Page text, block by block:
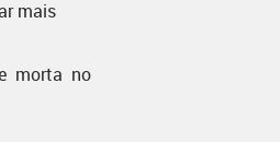
mais
morta no